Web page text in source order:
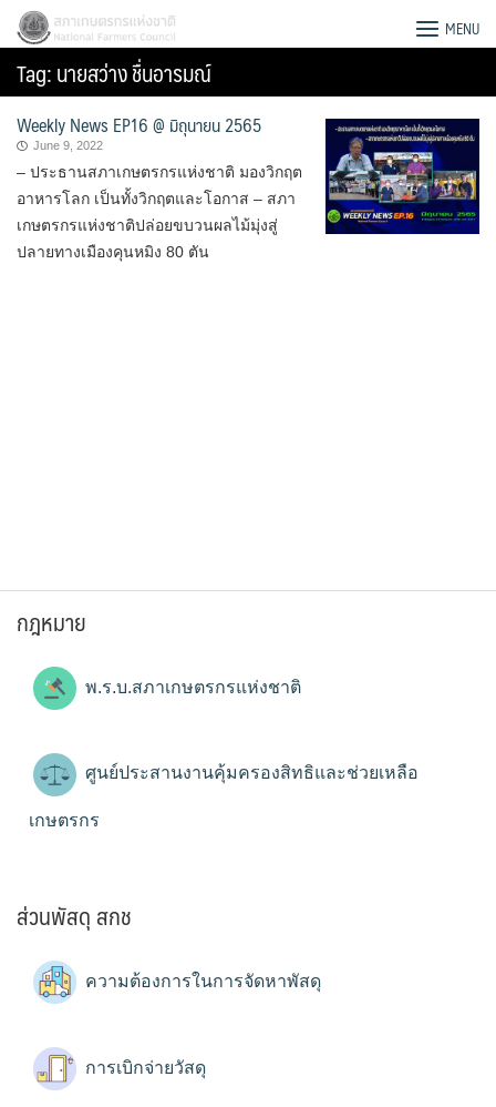
Skip
content
สภาเกษตรกรแห่งชาติ MENU
Tag:นายสว่าง ชื่นอารมณ์
Weekly News EP16 @ มิถุนายน 2565
June 9, 2022
– ประธานสภาเกษตรกรแห่งชาติ มองวิกฤต
อาหารโลก เป็นทั้งวิกฤตและโอกาส – สภา
เกษตรกรแห่งชาติปล่อยขบวนผลไม้มุ่งสู่
ปลายทางเมืองคุนหมิง 80 ตัน
กฎหมาย
พ.ร.บ.สภาเกษตรกรแห่งชาติ
ศูนย์ประสานงานคุ้มครองสิทธิและช่วยเหลือ
เกษตรกร
ส่วนพัสดุ สกช
ความต้องการในการจัดหาพัสดุ
การเบิกจ่ายวัสดุ